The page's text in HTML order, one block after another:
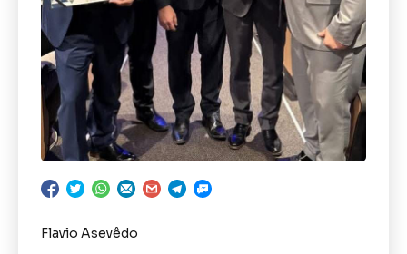
Flavio Asevêdo